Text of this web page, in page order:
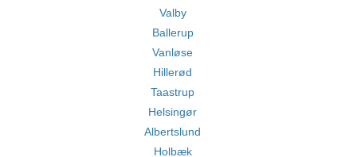
Valby
Ballerup
Vanløse
Hillerød
Taastrup
Helsingør
Albertslund
Holbæk